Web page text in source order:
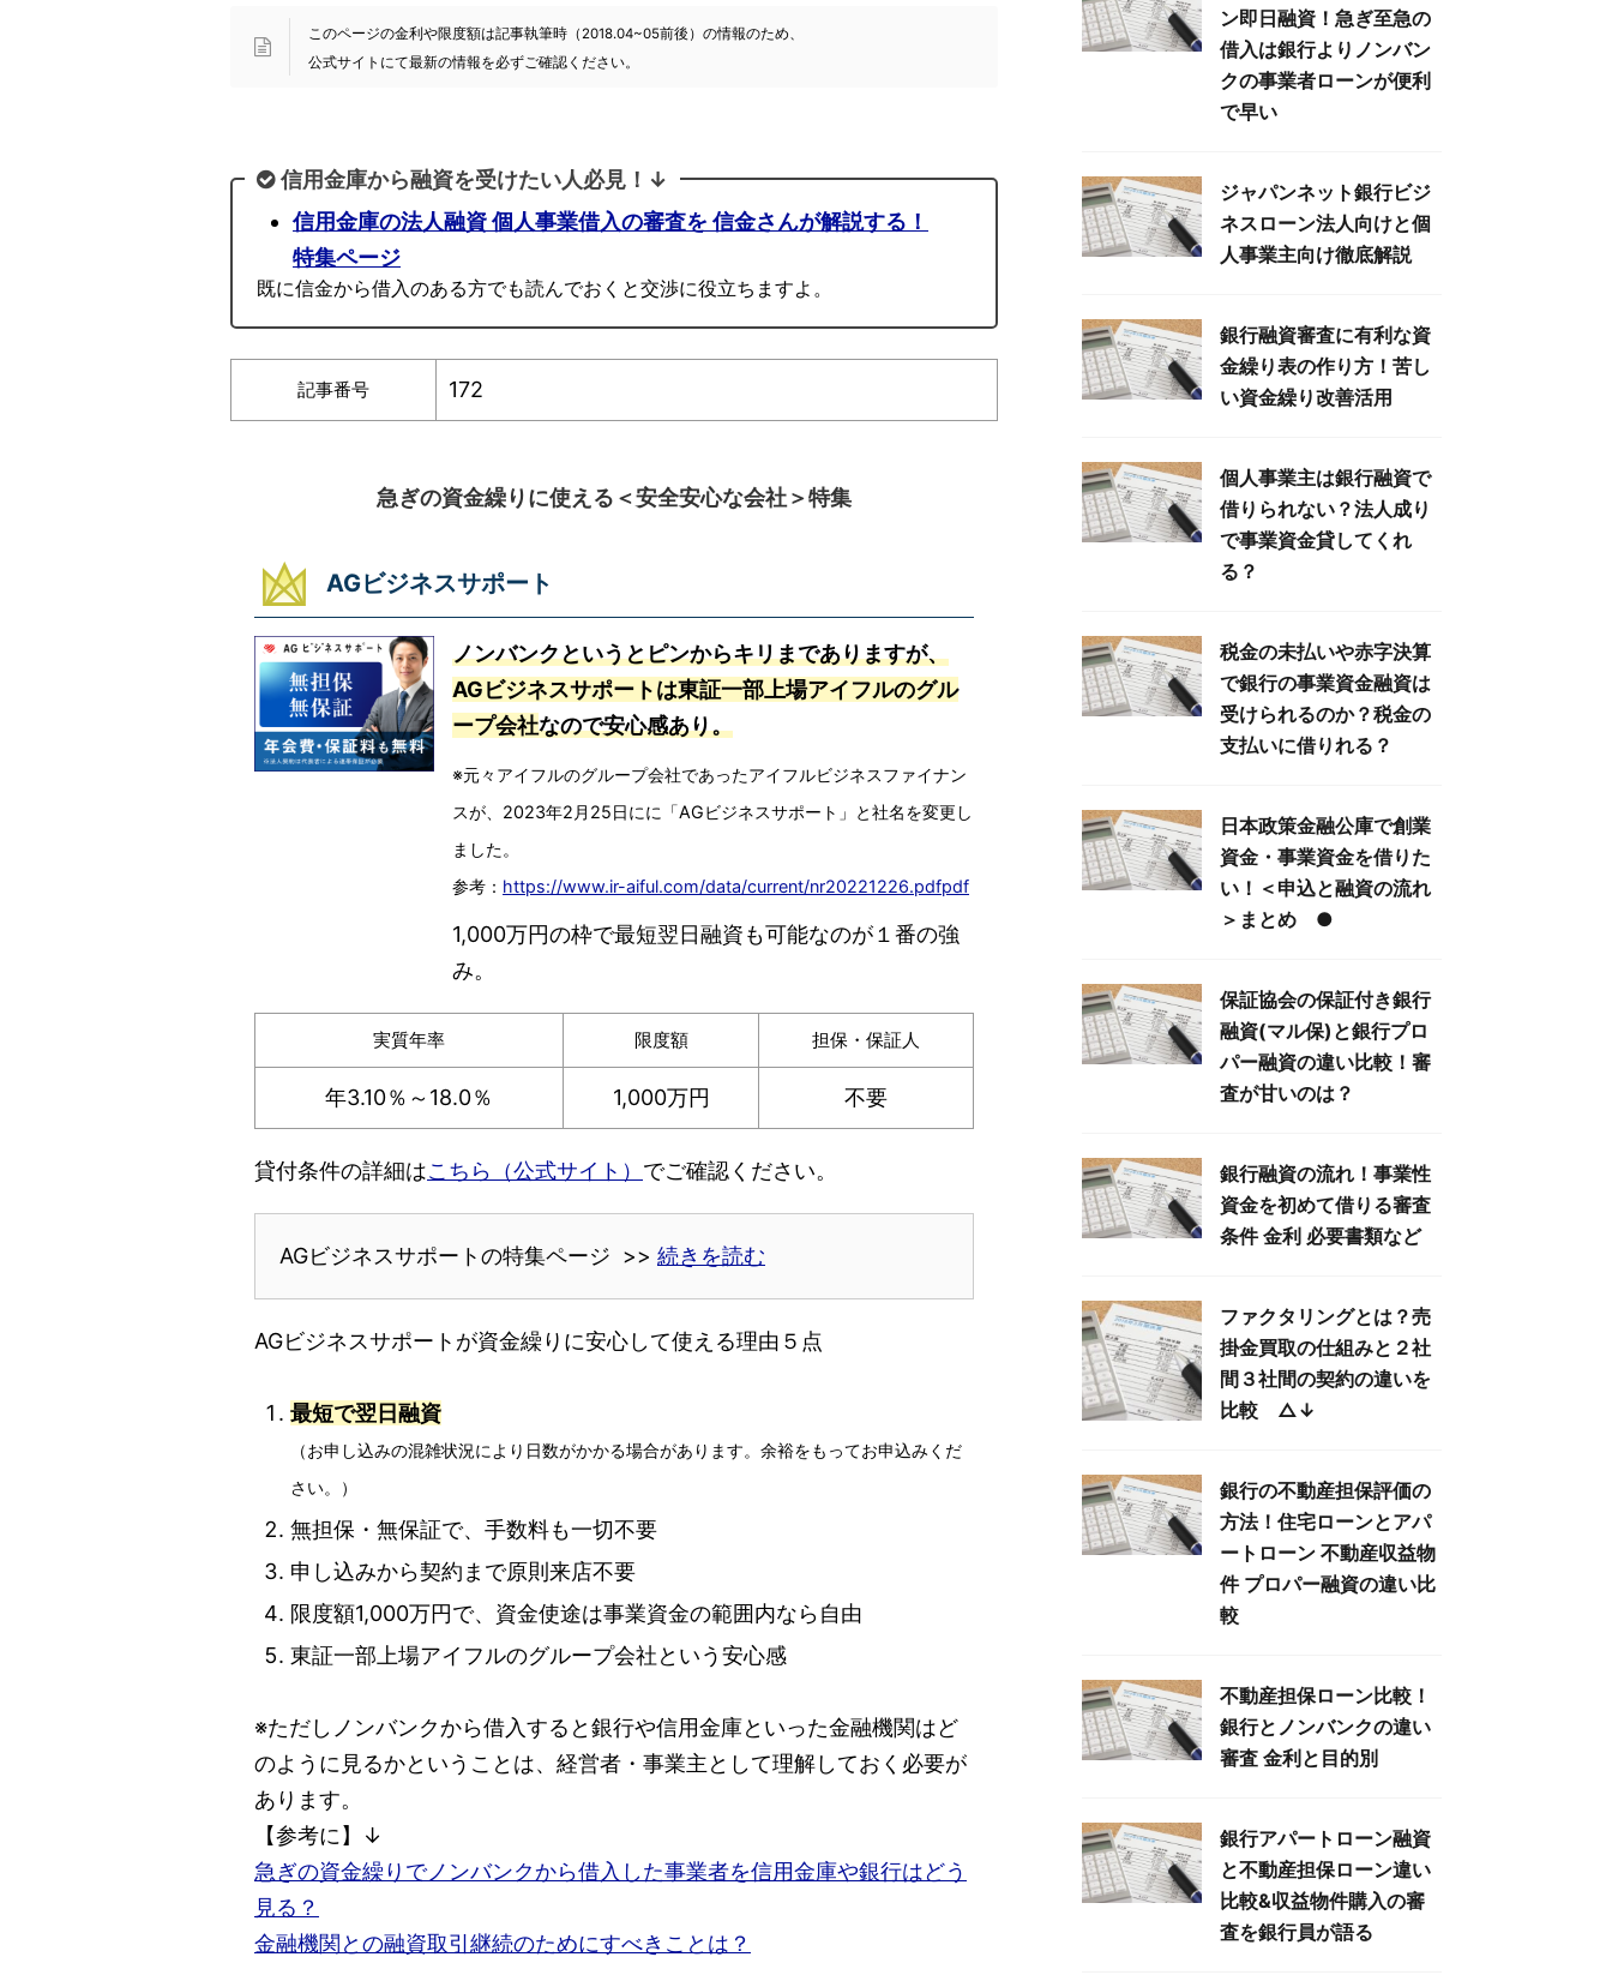
このページの金利や限度額は記事執筆時（2018.04~05前後）の情報のため、
公式サイトにて最新の情報を必ずご確認ください。
信用金庫から融資を受けたい人必見！↓
信用金庫の法人融資 個人事業借入の審査を 信金さんが解説する！
特集ページ
既に信金から借入のある方でも読んでおくと交渉に役立ちますよ。
記事番号 172
急ぎの資金繰りに使える＜安全安心な会社＞特集
AGビジネスサポート
ノンバンクというとピンからキリまでありますが、
AGビジネスサポートは東証一部上場アイフルのグル
ープ会社なので安心感あり。
※元々アイフルのグループ会社であったアイフルビジネスファイナン
スが、2023年2月25日にに「AGビジネスサポート」と社名を変更し
ました。
参考： https://www.ir-aiful.com/data/current/nr20221226.pdfpdf
1,000万円の枠で最短翌日融資も可能なのが１番の強
み。
実質年率 限度額 担保・保証人
年3.10％～18.0％ 1,000万円 不要
貸付条件の詳細はこちら（公式サイト） でご確認ください。
AGビジネスサポートの特集ページ >> 続きを読む
AGビジネスサポートが資金繰りに安心して使える理由５点
最短で翌日融資
（お申し込みの混雑状況により日数がかかる場合があります。余裕をもってお申込みくだ
さい。）
無担保・無保証で、手数料も一切不要
申し込みから契約まで原則来店不要
限度額1,000万円で、資金使途は事業資金の範囲内なら自由
東証一部上場アイフルのグループ会社という安心感
※ただしノンバンクから借入すると銀行や信用金庫といった金融機関はど
のように見るかということは、経営者・事業主として理解しておく必要が
あります。
【参考に】↓
急ぎの資金繰りでノンバンクから借入した事業者を信用金庫や銀行はどう
見る？
金融機関との融資取引継続のためにすべきことは？
ン即日融資！急ぎ至急の
借入は銀行よりノンバン
クの事業者ローンが便利
で早い
ジャパンネット銀行ビジ
ネスローン法人向けと個
人事業主向け徹底解説
銀行融資審査に有利な資
金繰り表の作り方！苦し
い資金繰り改善活用
個人事業主は銀行融資で
借りられない？法人成り
で事業資金貸してくれ
る？
税金の未払いや赤字決算
で銀行の事業資金融資は
受けられるのか？税金の
支払いに借りれる？
日本政策金融公庫で創業
資金・事業資金を借りた
い！＜申込と融資の流れ
＞まとめ ●
保証協会の保証付き銀行
融資(マル保)と銀行プロ
パー融資の違い比較！審
査が甘いのは？
銀行融資の流れ！事業性
資金を初めて借りる審査
条件 金利 必要書類など
ファクタリングとは？売
掛金買取の仕組みと２社
間３社間の契約の違いを
比較 △↓
銀行の不動産担保評価の
方法！住宅ローンとアパ
ートローン 不動産収益物
件 プロパー融資の違い比
較
不動産担保ローン比較！
銀行とノンバンクの違い
審査 金利と目的別
銀行アパートローン融資
と不動産担保ローン違い
比較&収益物件購入の審
査を銀行員が語る